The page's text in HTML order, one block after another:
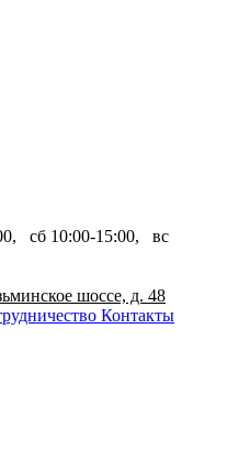
сб 10:00-15:00, вс
шоссе, д. 48
Контакты